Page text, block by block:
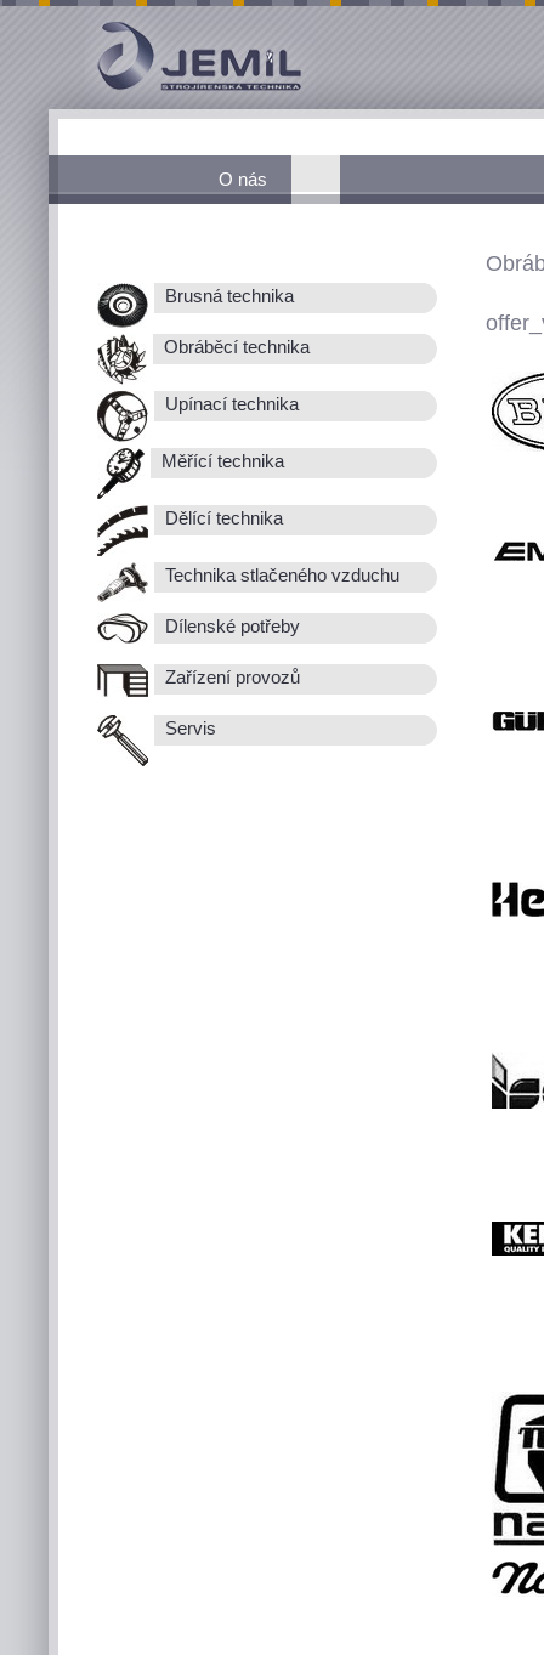
O nás
Brusná technika
Obráběcí technika
Upínací technika
Měřící technika
Dělící technika
Technika stlačeného vzduchu
Dílenské potřeby
Zařízení provozů
Servis